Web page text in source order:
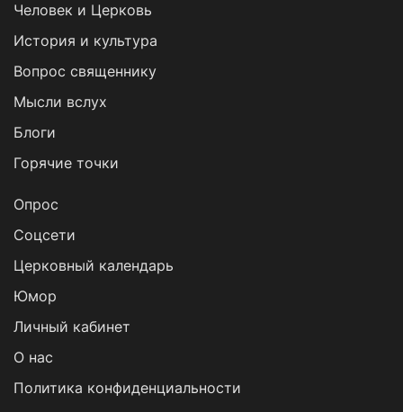
Человек и Церковь
История и культура
Вопрос священнику
Мысли вслух
Блоги
Горячие точки
Опрос
Cоцсети
Церковный календарь
Юмор
Личный кабинет
О нас
Политика конфиденциальности